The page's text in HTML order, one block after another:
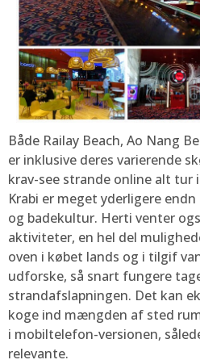
Både Railay Beach, Ao Nang
er inklusive deres varierende
krav-see strande online alt tur
Krabi er meget yderligere
og badekultur. Herti venter
aktiviteter, en hel del
oven i købet lands og i tilgif
udforske, så snart fungere
strandafslapningen. Det kan
koge ind mængden af sted
i mobiltelefon-versionen,
relevante.